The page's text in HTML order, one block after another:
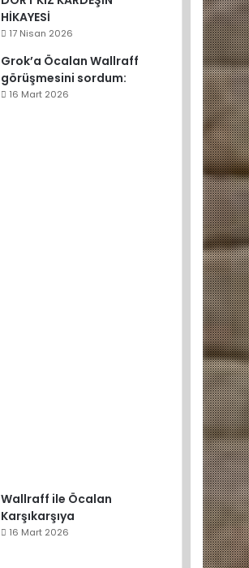
HİKAYESİ
17 Nisan 2026
Grok’a Öcalan Wallraff
görüşmesini sordum:
16 Mart 2026
Wallraff ile Öcalan
Karşıkarşıya
16 Mart 2026